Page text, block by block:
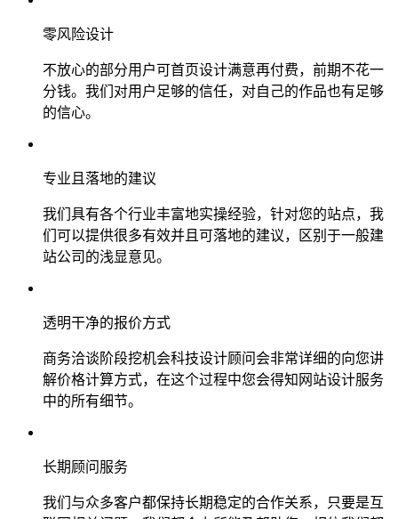
零风险设计
不放心的部分用户可首页设计满意再付费，前期不花一
分钱。我们对用户足够的信任，对自己的作品也有足够
的信心。
专业且落地的建议
我们具有各个行业丰富地实操经验，针对您的站点，我
们可以提供很多有效并且可落地的建议，区别于一般建
站公司的浅显意见。
透明干净的报价方式
商务洽谈阶段挖机会科技设计顾问会非常详细的向您讲
解价格计算方式，在这个过程中您会得知网站设计服务
中的所有细节。
长期顾问服务
我们与众多客户都保持长期稳定的合作关系，只要是互